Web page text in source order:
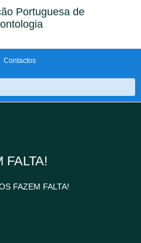
Portuguesa de
Contactos
FALTA!
FAZEM FALTA!